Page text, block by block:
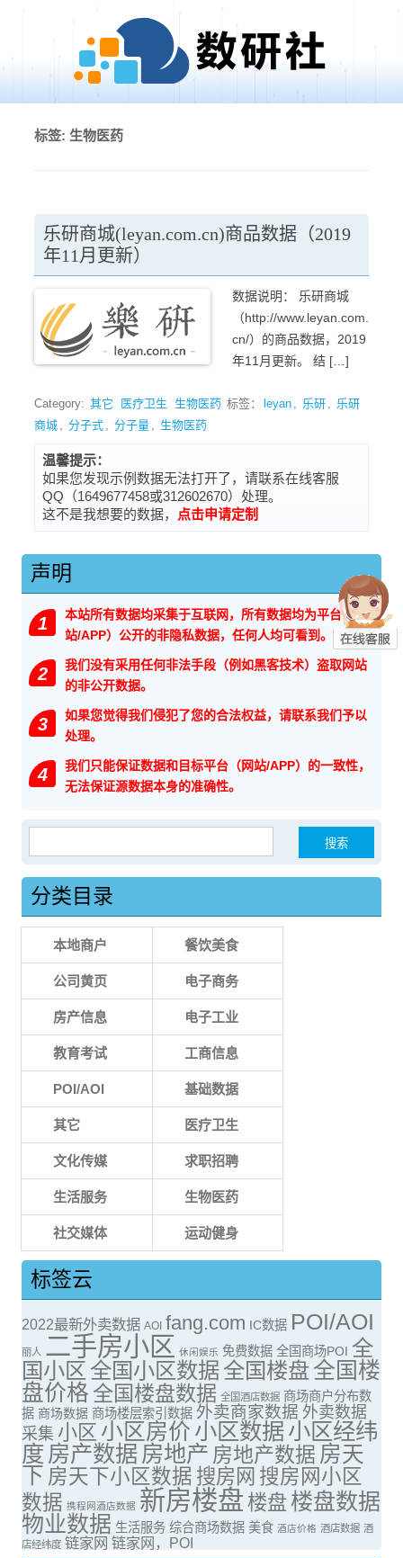
标签: 生物医药
乐研商城(leyan.com.cn)商品数据（2019
年11月更新）
数据说明： 乐研商城
（http://www.leyan.com.
cn/）的商品数据，2019
年11月更新。 结 […]
Category: 其它 医疗卫生 生物医药 标签： leyan , 乐研 , 乐研
商城 , 分子式 , 分子量 , 生物医药
温馨提示：
如果您发现示例数据无法打开了，请联系在线客服
QQ（1649677458或312602670）处理。
这不是我想要的数据，
点击申请定制
声明
1
本站所有数据均采集于互联网，所有数据均为平台（网
站/APP）公开的非隐私数据，任何人均可看到。
2
我们没有采用任何非法手段（例如黑客技术）盗取网站
的非公开数据。
3
如果您觉得我们侵犯了您的合法权益，请联系我们予以
处理。
4
我们只能保证数据和目标平台（网站/APP）的一致性，
无法保证源数据本身的准确性。
分类目录
本地商户 餐饮美食
公司黄页 电子商务
房产信息 电子工业
教育考试 工商信息
POI/AOI 基础数据
其它 医疗卫生
文化传媒 求职招聘
生活服务 生物医药
社交媒体 运动健身
标签云
2022最新外卖数据 AOI fang.com IC数据 POI/AOI
丽人 二手房小区 休闲娱乐 免费数据 全国商场POI 全
国小区 全国小区数据全国楼盘全国楼
盘价格 全国楼盘数据 全国酒店数据 商场商户分布数
据 商场数据 商场楼层索引数据 外卖商家数据 外卖数据
采集 小区 小区房价 小区数据小区经纬
度 房产数据 房地产 房地产数据 房天
下 房天下小区数据 搜房网 搜房网小区
数据 携程网酒店数据 新房楼盘 楼盘 楼盘数据
物业数据 生活服务 综合商场数据 美食 酒店价格 酒店数据 酒
店经纬度 链家网 链家网，POI